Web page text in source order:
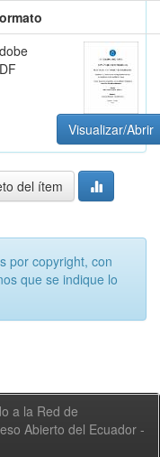
Visualizar/Abrir
del ítem
por copyright, con
que se indique lo
a la Red de
Abierto del Ecuador -